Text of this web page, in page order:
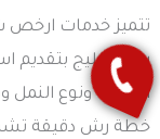
تتميز خدمات ارخص
رواد الخليج
الإصابة ونوع
خطة رش دقيقة تشمل